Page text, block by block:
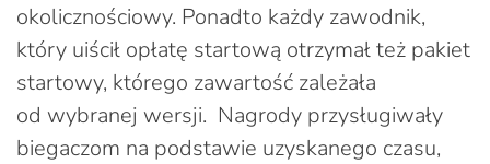
okolicznościowy. Ponadto każdy zawodnik,
który uiścił opłatę startową otrzymał też pakiet
startowy, którego zawartość zależała
od wybranej wersji. Nagrody przysługiwały
biegaczom na podstawie uzyskanego czasu,